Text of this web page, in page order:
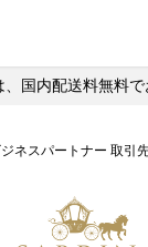
国内配送料無料
ジネスパートナー 取引